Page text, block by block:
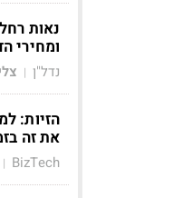
ומחירי
נדל"ן |
הזיות:
את זה
BizTech
|